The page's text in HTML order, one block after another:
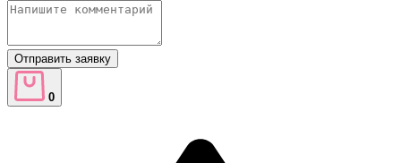
Отправить заявку
0